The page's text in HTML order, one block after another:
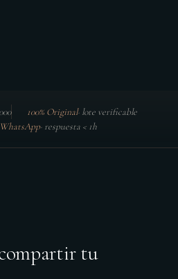
100% Original· lote verificable
· respuesta < 1h
tu